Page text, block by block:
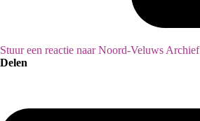
Stuur een reactie naar Noord-Veluws Archief
Delen